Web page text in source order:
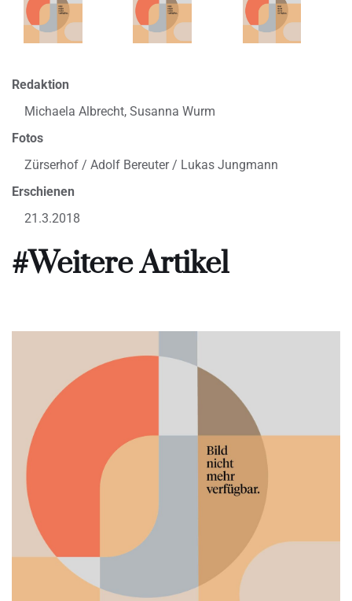
Redaktion
Michaela Albrecht, Susanna Wurm
Fotos
Zürserhof / Adolf Bereuter / Lukas Jungmann
Erschienen
21.3.2018
#Weitere Artikel